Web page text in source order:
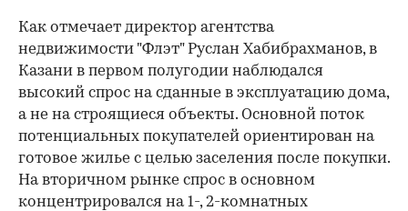
Как отмечает директор агентства
недвижимости "Флэт" Руслан Хабибрахманов, в
Казани в первом полугодии наблюдался
высокий спрос на сданные в эксплуатацию дома,
а не на строящиеся объекты. Основной поток
потенциальных покупателей ориентирован на
готовое жилье с целью заселения после покупки.
На вторичном рынке спрос в основном
концентрировался на 1-, 2-комнатных